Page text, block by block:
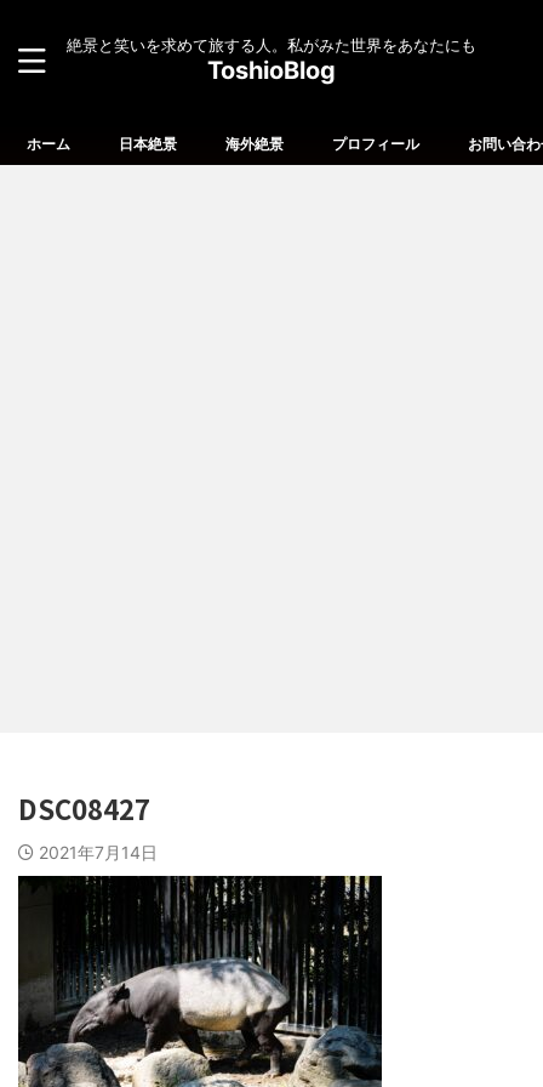
絶景と笑いを求めて旅する人。私がみた世界をあなたにも
ToshioBlog
ホーム 日本絶景 海外絶景 プロフィール お問い合
DSC08427
2021年7月14日